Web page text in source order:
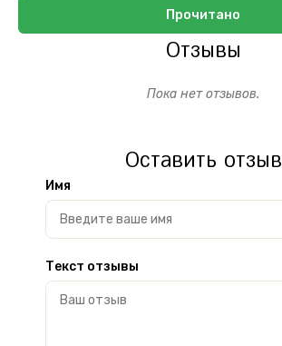
Прочитано
Отзывы
Пока нет отзывов.
Оставить отзыв
Имя
Текст отзывы